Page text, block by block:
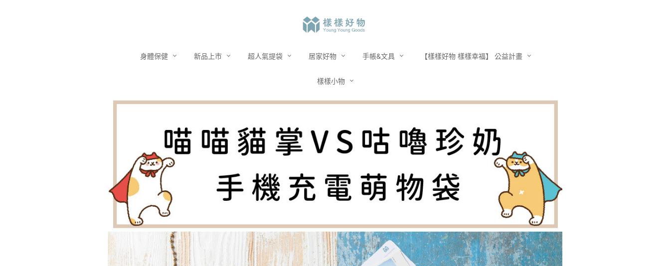
身體保健 新品上市 超人氣提袋 居家好物 手帳&文具 【樣樣好物 樣樣幸福】 公益計畫
樣樣小物